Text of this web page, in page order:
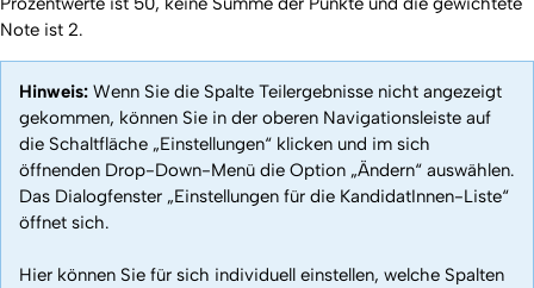
Note ist 2.
Hinweis: Wenn Sie die Spalte Teilergebnisse nicht angezeigt
gekommen, können Sie in der oberen Navigationsleiste auf
die Schaltfläche „Einstellungen“ klicken und im sich
öffnenden Drop-Down-Menü die Option „Ändern“ auswählen.
Das Dialogfenster „Einstellungen für die KandidatInnen-Liste“
öffnet sich.
Hier können Sie für sich individuell einstellen, welche Spalten